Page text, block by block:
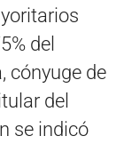
del
cónyuge de
del
se indicó